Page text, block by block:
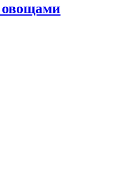
овощами